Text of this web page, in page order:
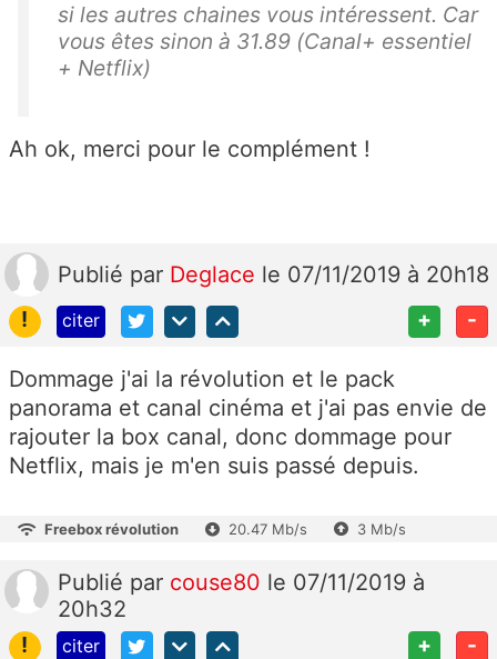
si les autres chaines vous intéressent. Car
vous êtes sinon à 31.89 (Canal+ essentiel
+ Netflix)
Ah ok, merci pour le complément !
Publié par Deglace le 07/11/2019 à 20h18
!
citer + -
Dommage j'ai la révolution et le pack
panorama et canal cinéma et j'ai pas envie de
rajouter la box canal, donc dommage pour
Netflix, mais je m'en suis passé depuis.
Freebox révolution 20.47 Mb/s 3 Mb/s
Publié par couse80 le 07/11/2019 à
20h32
!
citer + -